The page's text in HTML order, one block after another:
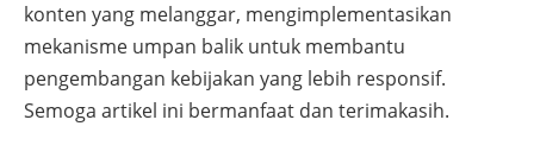
konten yang melanggar, mengimplementasikan
mekanisme umpan balik untuk membantu
pengembangan kebijakan yang lebih responsif.
Semoga artikel ini bermanfaat dan terimakasih.